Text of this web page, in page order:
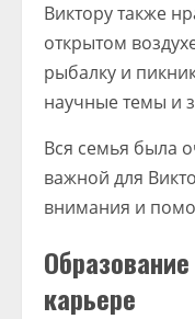
Виктору также
открытом
рыбалку и
научные темы и
Вся семья была
важной для
внимания и
карьере